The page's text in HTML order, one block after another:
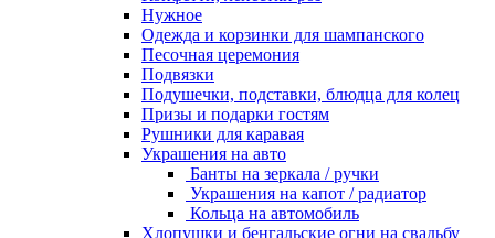
Нужное
Одежда и корзинки для шампанского
Песочная церемония
Подвязки
Подушечки, подставки, блюдца для колец
Призы и подарки гостям
Рушники для каравая
Украшения на авто
Банты на зеркала / ручки
Украшения на капот / радиатор
Кольца на автомобиль
Хлопушки и бенгальские огни на свадьбу